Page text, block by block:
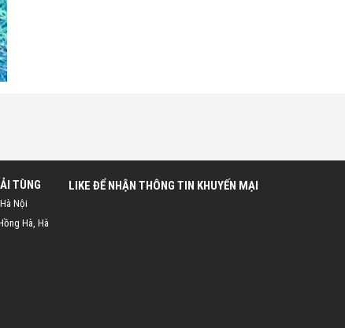
TÙNG
Nội
Hà, Hà
LIKE ĐỂ NHẬN THÔNG TIN KHUYẾN MẠI